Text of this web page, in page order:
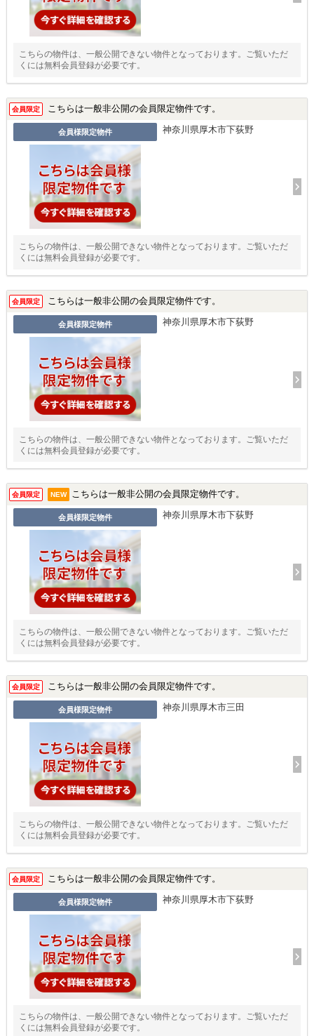
こちらの物件は、一般公開できない物件となっております。ご覧いただ
くには無料会員登録が必要です。
会員限定 こちらは一般非公開の会員限定物件です。
会員様限定物件 神奈川県厚木市下荻野
こちらの物件は、一般公開できない物件となっております。ご覧いただ
くには無料会員登録が必要です。
会員限定 こちらは一般非公開の会員限定物件です。
会員様限定物件 神奈川県厚木市下荻野
こちらの物件は、一般公開できない物件となっております。ご覧いただ
くには無料会員登録が必要です。
会員限定 NEW こちらは一般非公開の会員限定物件です。
会員様限定物件 神奈川県厚木市下荻野
こちらの物件は、一般公開できない物件となっております。ご覧いただ
くには無料会員登録が必要です。
会員限定 こちらは一般非公開の会員限定物件です。
会員様限定物件 神奈川県厚木市三田
こちらの物件は、一般公開できない物件となっております。ご覧いただ
くには無料会員登録が必要です。
会員限定 こちらは一般非公開の会員限定物件です。
会員様限定物件 神奈川県厚木市下荻野
こちらの物件は、一般公開できない物件となっております。ご覧いただ
くには無料会員登録が必要です。